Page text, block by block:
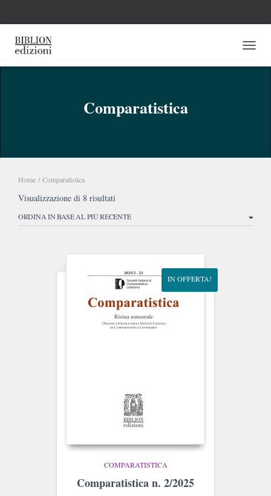
Comparatistica
Home / Comparatistica
Visualizzazione di 8 risultati
base
IN OFFERTA!
COMPARATISTICA
Comparatistica n. 2/2025